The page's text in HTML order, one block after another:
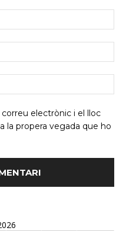
electrònic i el lloc
la propera vegada que ho